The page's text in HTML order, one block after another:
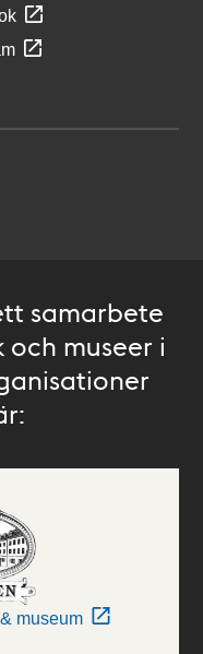
samarbete
museer i
museum